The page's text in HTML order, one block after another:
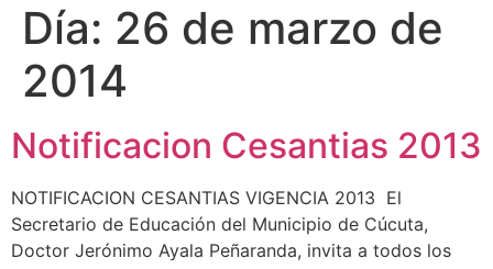
Día: 26 de marzo de
2014
Notificacion Cesantias 2013
NOTIFICACION CESANTIAS VIGENCIA 2013 El
Secretario de Educación del Municipio de Cúcuta,
Doctor Jerónimo Ayala Peñaranda, invita a todos los